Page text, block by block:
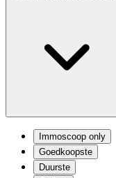
Immoscoop only
Goedkoopste
Duurste